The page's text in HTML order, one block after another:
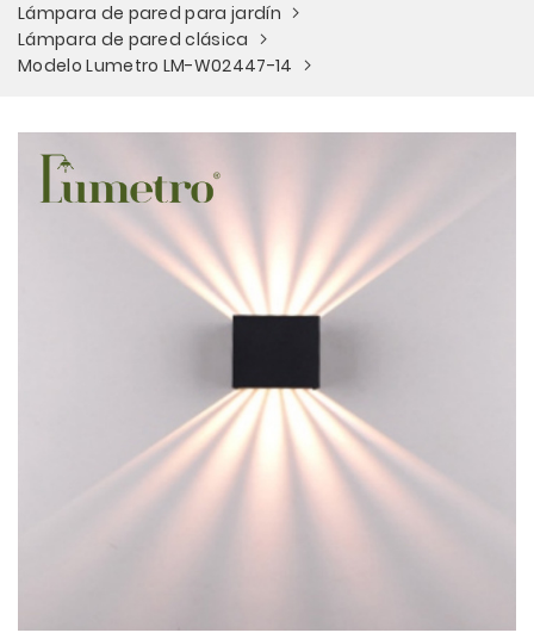
Lámpara de pared para jardín
Lámpara de pared clásica
Modelo Lumetro LM-W02447-14